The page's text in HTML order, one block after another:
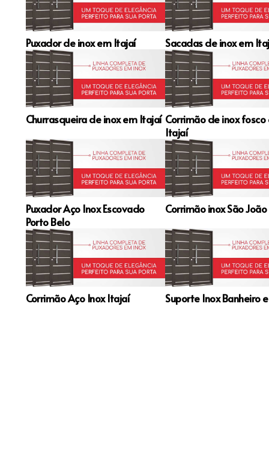
Puxador de inox em Itajaí Sacadas de inox em
Churrasqueira de inox em Itajaí Corrimão de inox fosco
Itajaí
Puxador Aço Inox Escovado
Porto Belo
Corrimão inox São
Corrimão Aço Inox Itajaí Suporte Inox Banheiro